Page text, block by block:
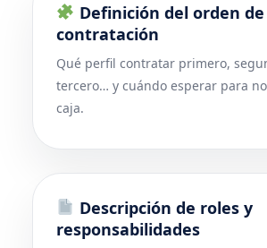
Definición del orden de
contratación
Qué perfil contratar primero,
tercero… y cuándo esperar para
caja.
Descripción de roles y
responsabilidades